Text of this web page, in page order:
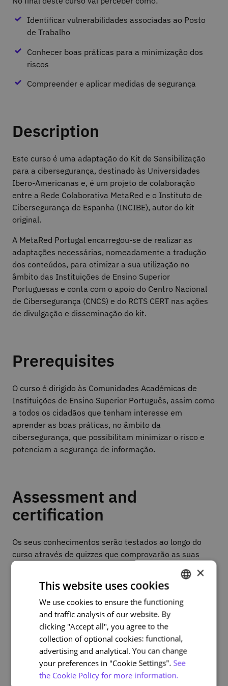
Identificar vulnerabilidades associadas ao Posto
de Trabalho
Conhecer boas práticas para a minimização dos
riscos
Compreender e aplicar medidas de segurança
Description
Este curso é uma adaptação do Kit de Sensibilização
para a cibersegurança, destinado às Universidades
Ibero-Americanas e, é um projeto de colaboração
entre a Rede Colaborativa MetaRed e o Instituto de
Cibersegurança de Espanha (INCIBE), autor do kit
original.
A MetaRed Portugal encarregou-se de realizar as
adaptações necessárias, nomeadamente a tradução
dos conteúdos, para otimizar a sua utilização no
âmbito das Instituições de Ensino Superior
Portuguesas e conta com o apoio do Centro Nacional
de Cibersegurança (CNCS) e do RCTS CERT nas ações
de divulgação e disseminação do kit.
Prerequisites
O curso é dirigido às Comunidades Académicas de
Instituições de Ensino Superior Português, assim como
a todos os cidadãos que tenham interesse em
aprender as boas práticas, no âmbito da
cibersegurança, que possibilitam minimizar o risco e
potenciam a segurança de informação.
Assessment and
certification
Os seus conhecimentos serão testados ao longo do
curso através de quizzes que comprovarão as suas
Para obter o Certificado de Conclusão será necessário
responder a todos os momentos de avaliação e ter
como percentagem mínima 60% de respostas
corretas.
Course plan
PORTUGUESE
ENGLISH
×
This website uses cookies
We use cookies to ensure the functioning
and traffic analysis of our website. By
clicking "Accept all", you agree to the
collection of optional cookies: functional,
advertising and analytical. You can change
your preferences in "Cookie Settings". See
the Cookie Policy for more information.